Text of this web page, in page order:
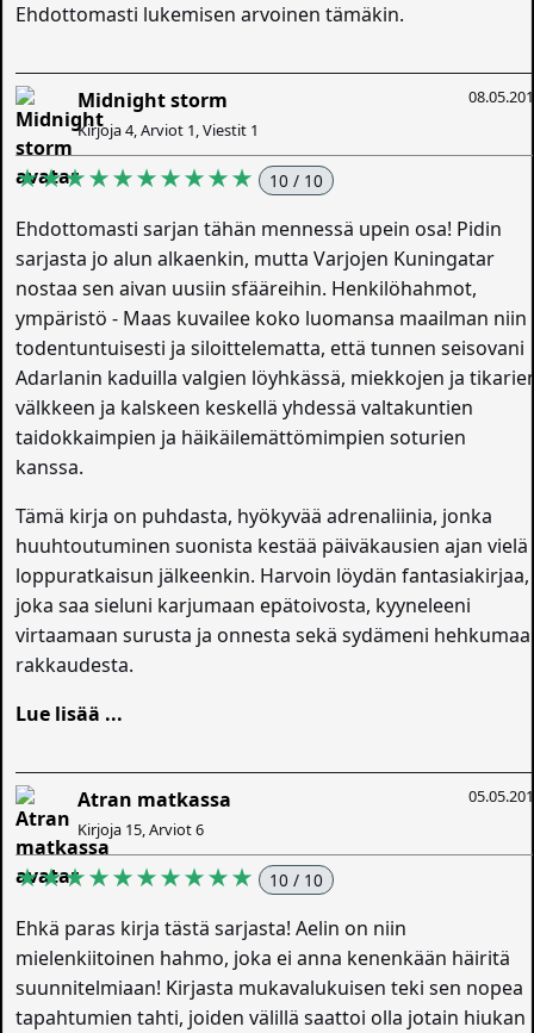
Ehdottomasti lukemisen arvoinen tämäkin.
Midnight storm
Kirjoja 4, Arviot 1, Viestit 1
★★★★★★★★★★ 10 / 10
Ehdottomasti sarjan tähän mennessä upein osa! Pidin
sarjasta jo alun alkaenkin, mutta Varjojen Kuningatar
nostaa sen aivan uusiin sfääreihin. Henkilöhahmot,
ympäristö - Maas kuvailee koko luomansa maailman niin
todentuntuisesti ja siloittelematta, että tunnen seisovani
Adarlanin kaduilla valgien löyhkässä, miekkojen ja
välkkeen ja kalskeen keskellä yhdessä valtakuntien
taidokkaimpien ja häikäilemättömimpien soturien
kanssa.
Tämä kirja on puhdasta, hyökyvää adrenaliinia, jonka
huuhtoutuminen suonista kestää päiväkausien ajan vielä
loppuratkaisun jälkeenkin. Harvoin löydän fantasiakirjaa,
joka saa sieluni karjumaan epätoivosta, kyyneleeni
virtaamaan surusta ja onnesta sekä sydämeni
rakkaudesta.
Lue lisää ...
Atran matkassa
Kirjoja 15, Arviot 6
★★★★★★★★★★ 10 / 10
Ehkä paras kirja tästä sarjasta! Aelin on niin
mielenkiitoinen hahmo, joka ei anna kenenkään häiritä
suunnitelmiaan! Kirjasta mukavalukuisen teki sen nopea
tapahtumien tahti, joiden välillä saattoi olla jotain hiukan